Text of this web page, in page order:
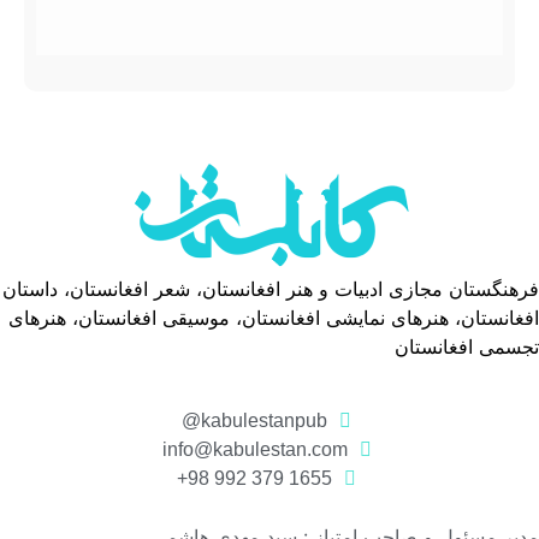
فرهنگستان مجازی ادبیات و هنر افغانستان، شعر افغانستان، داستان
افغانستان، هنرهای نمایشی افغانستان، موسیقی افغانستان، هنرهای
تجسمی افغانستان
kabulestanpub@
info@kabulestan.com
1655 379 992 98+